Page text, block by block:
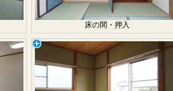
床の間・押入